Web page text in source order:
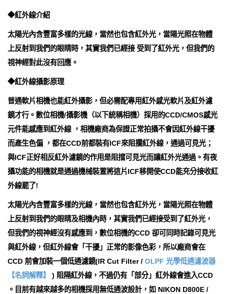
◆紅外線介紹
太陽光內含豐富多樣的光線，當然也包含紅外光，當陽光照在物體
上反射到我們的眼睛時，其實我們已經接 受到了紅外光，但我們的
視神經對此沒有回應。
◆紅外線攝影原理
普通軟片相機也能紅外攝影，但必需配專用紅外感光軟片及紅外濾
鏡才行。數位相機/攝影機（以下統稱相機）採用的CCD/CMOS感光
元件能感應到紅外線 ，相機廠商為保證正常拍攝不會因紅外線干擾
而產生色偏 ，都在CCD前都裝有ICF來阻攔紅外線，通過可見光；
與ICF正好相反紅外濾鏡的作用是阻擋可見光而讓紅外光通過。有夜
攝功能的相機就是通過機械裝置將這片ICF移開使CCD能充分接收紅
外線罷了!
太陽光內含豐富多樣的光線，當然也包含紅外光，當陽光照在物體
上反射到我們的眼睛及相機內時，其實我們已經接受到了紅外光，
但我們的視神經沒有感應到，數位相機的CCD 卻可同時記錄可見光
與紅外線，但紅外線會「干擾」正常的影像色彩，所以廠商會在
CCD 前會加裝一個低通濾鏡(IR Cut Filter / OLPF 光學低通濾波器
【名詞解釋】
) 阻隔紅外線，不過仍有「部分」紅外線會進入CCD
。目前有越來越多的相機採用無低通波設計，如 NIKON D800E /